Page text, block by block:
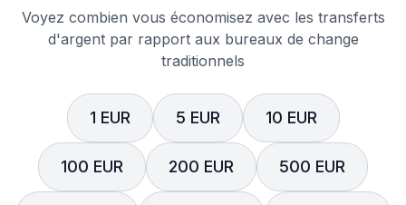
Voyez combien vous économisez avec les transferts
d'argent par rapport aux bureaux de change
traditionnels
1 EUR 5 EUR 10 EUR
100 EUR 200 EUR 500 EUR